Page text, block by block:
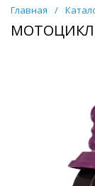
Главная /
МОТОЦИКЛ,